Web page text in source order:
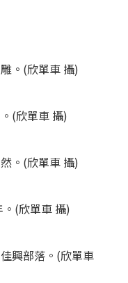
。(欣單車 攝)
(欣單車 攝)
。(欣單車 攝)
(欣單車 攝)
興部落。(欣單車